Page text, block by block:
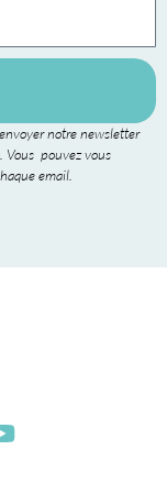
notre newsletter
Vous pouvez vous
email.